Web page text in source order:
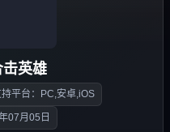
英雄
持平台：PC,安卓,iOS
07月05日